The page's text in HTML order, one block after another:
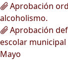
Aprobación
alcoholismo.
Aprobación
escolar
Mayo